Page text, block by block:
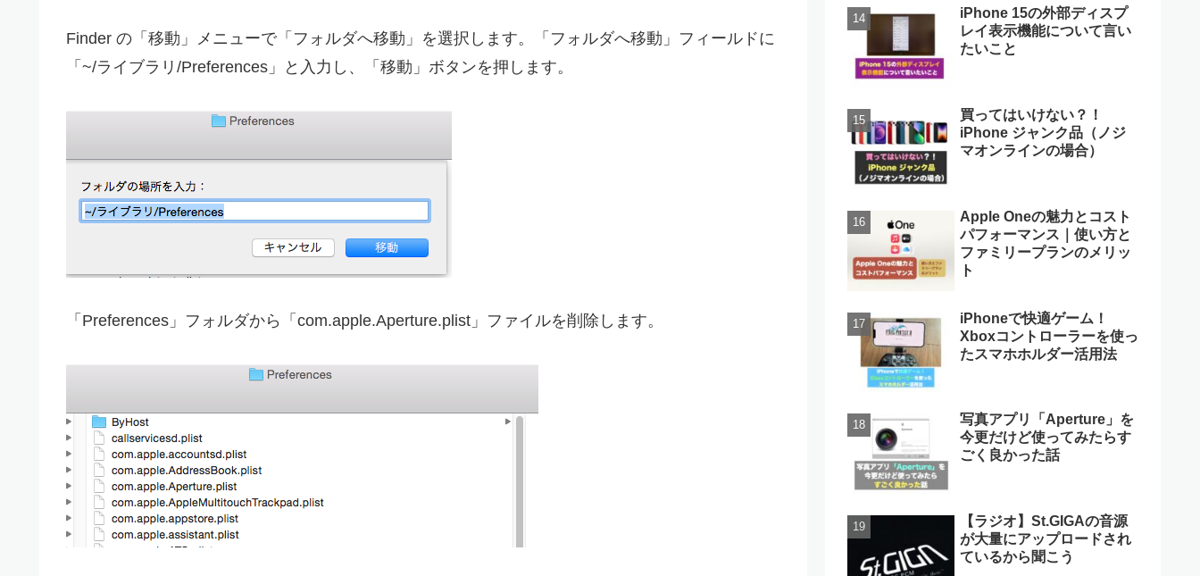
Finder の「移動」メニューで「フォルダへ移動」を選択します。「フォルダへ移動」フィールドに
「~/ライブラリ/Preferences」と入力し、「移動」ボタンを押します。
「Preferences」フォルダから「com.apple.Aperture.plist」ファイルを削除します。
iPhone 15の外部ディスプ
レイ表示機能について言い
たいこと
買ってはいけない？！
iPhone ジャンク品（ノジ
マオンラインの場合）
Apple Oneの魅力とコスト
パフォーマンス｜使い方と
ファミリープランのメリッ
ト
iPhoneで快適ゲーム！
Xboxコントローラーを使っ
たスマホホルダー活用法
写真アプリ「Aperture」を
今更だけど使ってみたらす
ごく良かった話
【ラジオ】St.GIGAの音源
が大量にアップロードされ
ているから聞こう